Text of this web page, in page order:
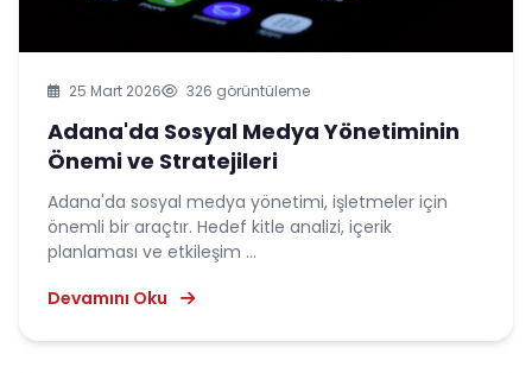
25 Mart 2026 326 görüntüleme
Adana'da Sosyal Medya Yönetiminin
Önemi ve Stratejileri
Adana'da sosyal medya yönetimi, işletmeler için
önemli bir araçtır. Hedef kitle analizi, içerik
planlaması ve etkileşim ...
Devamını Oku